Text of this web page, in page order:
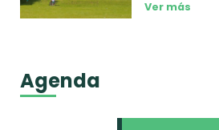
Ver más
Agenda